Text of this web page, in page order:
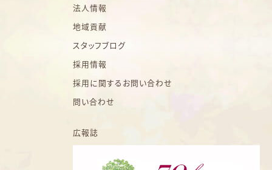
法人情報
地域貢献
スタッフブログ
採用情報
採用に関するお問い合わせ
問い合わせ
広報誌